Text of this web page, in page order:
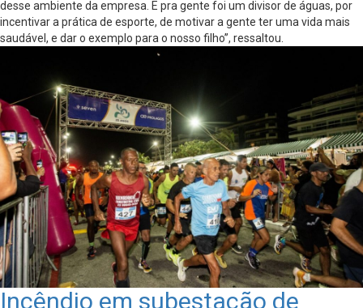
desse ambiente da empresa. E pra gente foi um divisor de águas, por
incentivar a prática de esporte, de motivar a gente ter uma vida mais
saudável, e dar o exemplo para o nosso filho”, ressaltou.
Incêndio em subestação de